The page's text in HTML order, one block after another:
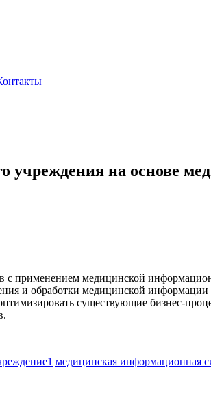
учреждения на основе
с применением медицинской
и обработки медицинской
существующие бизнес-
1 медицинская информационная